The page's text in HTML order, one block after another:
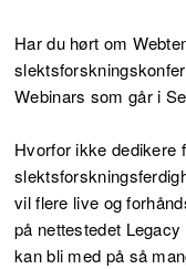
Har du hørt om
Webinars som går i
Hvorfor ikke dedikere
vil flere live og
på nettestedet
kan bli med på så